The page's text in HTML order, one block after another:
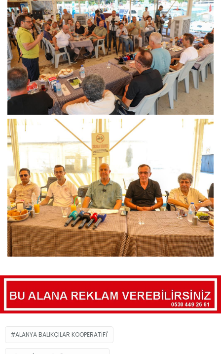
ALANYA BALIKÇILAR KOOPERATIFI'